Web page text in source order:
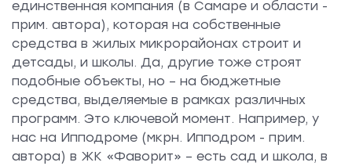
единственная компания (в Самаре и области -
прим. автора), которая на собственные
средства в жилых микрорайонах строит и
детсады, и школы. Да, другие тоже строят
подобные объекты, но – на бюджетные
средства, выделяемые в рамках различных
программ. Это ключевой момент. Например, у
нас на Ипподроме (мкрн. Ипподром - прим.
автора) в ЖК «Фаворит» – есть сад и школа, в